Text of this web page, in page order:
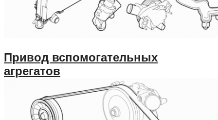
Привод вспомогательных
агрегатов